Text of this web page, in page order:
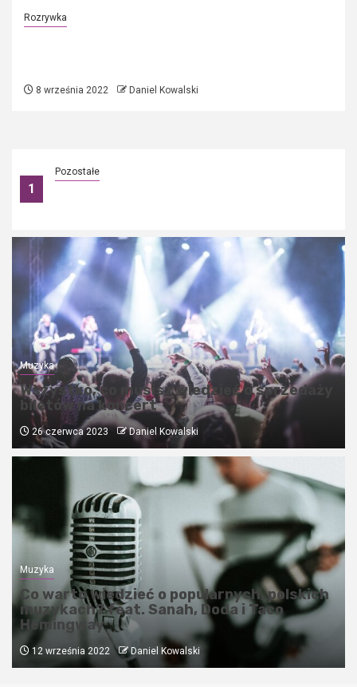
1
Pozostałe
Rozrywka
8 września 2022 Daniel Kowalski
Muzyka
Wszystko, co musisz wiedzieć o sprzedaży
biletów na koncert
26 czerwca 2023 Daniel Kowalski
Muzyka
Co warto wiedzieć o popularnych, polskich
muzykach? feat. Sanah, Doda i Taco
Hemingway
12 września 2022 Daniel Kowalski